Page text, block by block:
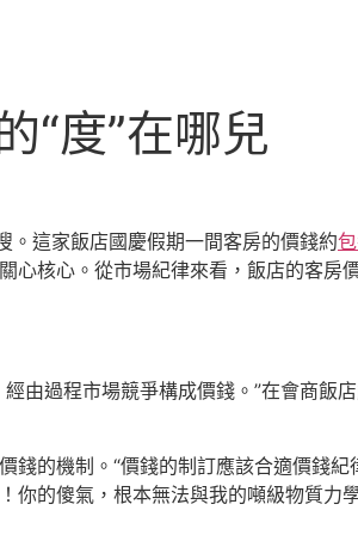
“度”在哪兒
。這家飯店國慶假期一間客房的價錢約
核心。從市場紀律來看，飯店的客房
由過程市場競爭構成價錢。”在會商飯
的機制。“價錢的制訂應該合適價錢
你的傻氣，根本無法與我的噸級物質力